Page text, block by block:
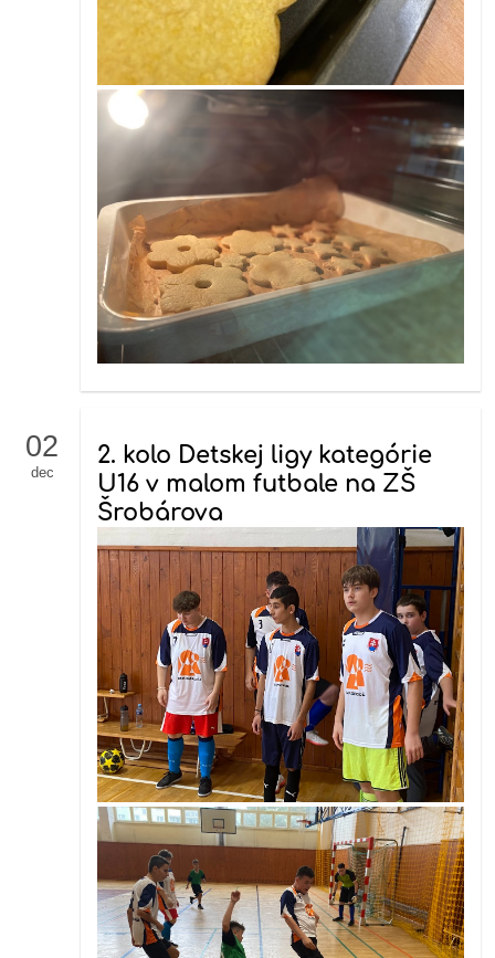
02
dec
2. kolo Detskej ligy kategórie
U16 v malom futbale na ZŠ
Šrobárova